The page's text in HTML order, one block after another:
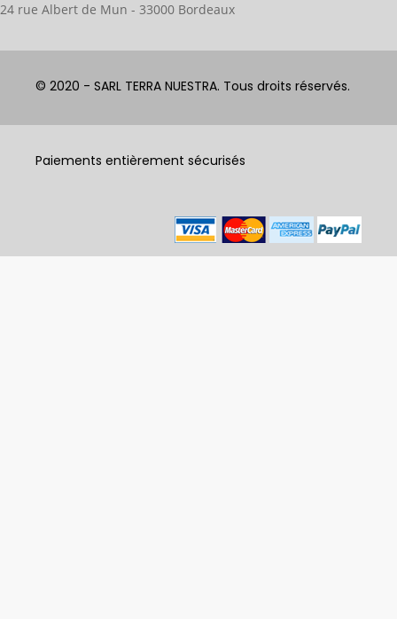
24 rue Albert de Mun - 33000 Bordeaux
© 2020 - SARL TERRA NUESTRA. Tous droits réservés.
Paiements entièrement sécurisés